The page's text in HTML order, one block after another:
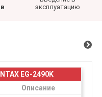
эксплуатацию
EG-2490K
Описание